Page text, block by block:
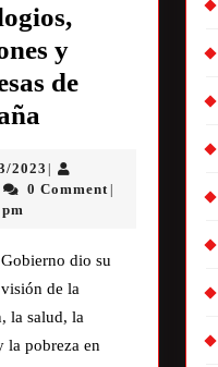
y
de
2023
0 Comment
dio su
de la
la salud, la
la pobreza en